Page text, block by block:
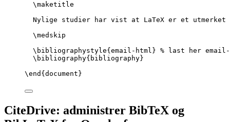
\maketitle
Nylige studier har vist at LaTeX er et utmerket
\medskip
\bibliographystyle{email-html} % last her
\bibliography{bibliography}
\end { document }
CiteDrive: administrer BibTeX og